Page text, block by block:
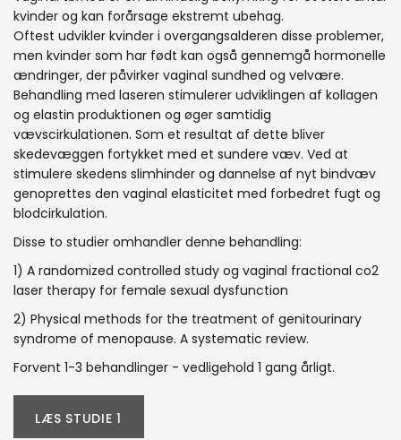
kvinder og kan forårsage ekstremt ubehag.
Oftest udvikler kvinder i overgangsalderen disse problemer,
men kvinder som har født kan også gennemgå hormonelle
ændringer, der påvirker vaginal sundhed og velvære.
Behandling med laseren stimulerer udviklingen af kollagen
og elastin produktionen og øger samtidig
vævscirkulationen. Som et resultat af dette bliver
skedevæggen fortykket med et sundere væv. Ved at
stimulere skedens slimhinder og dannelse af nyt bindvæv
genoprettes den vaginal elasticitet med forbedret fugt og
blodcirkulation.
Disse to studier omhandler denne behandling:
1) A randomized controlled study og vaginal fractional co2
laser therapy for female sexual dysfunction
2) Physical methods for the treatment of genitourinary
syndrome of menopause. A systematic review.
Forvent 1-3 behandlinger - vedligehold 1 gang årligt.
LÆS STUDIE 1